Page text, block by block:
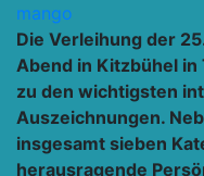
mango
Die Verleihung der
Abend in Kitzbühel in
zu den wichtigsten
Auszeichnungen.
insgesamt sieben
herausragende